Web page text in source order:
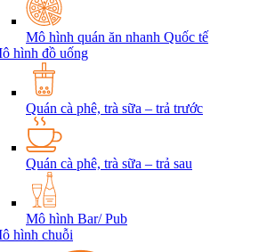
Mô hình quán ăn nhanh Quốc tế
hình đồ uống
Quán cà phê, trà sữa – trả trước
Quán cà phê, trà sữa – trả sau
Mô hình Bar/ Pub
hình chuỗi